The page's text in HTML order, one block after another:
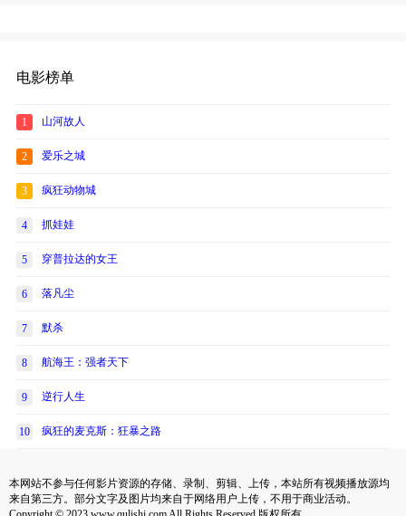
电影榜单
1 山河故人
2 爱乐之城
3 疯狂动物城
4 抓娃娃
5 穿普拉达的女王
6 落凡尘
7 默杀
8 航海王：强者天下
9 逆行人生
10 疯狂的麦克斯：狂暴之路
本网站不参与任何影片资源的存储、录制、剪辑、上传，本站所有视频播放源均
来自第三方。部分文字及图片均来自于网络用户上传，不用于商业活动。